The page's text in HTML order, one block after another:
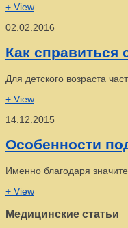
+ View
02.02.2016
Как
Для детского возраста
+ View
14.12.2015
Особенности
Именно благодаря
+ View
Медицинские статьи